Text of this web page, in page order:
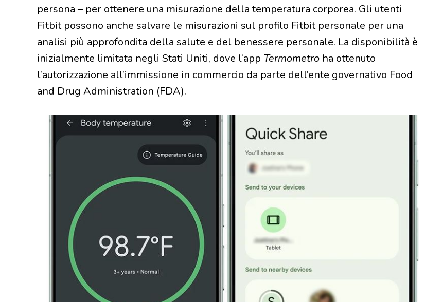
persona – per ottenere una misurazione della temperatura corporea. Gli utenti
Fitbit possono anche salvare le misurazioni sul profilo Fitbit personale per una
analisi più approfondita della salute e del benessere personale. La disponibilità è
inizialmente limitata negli Stati Uniti, dove l’app Termometro ha ottenuto
l’autorizzazione all’immissione in commercio da parte dell’ente governativo Food
and Drug Administration (FDA).